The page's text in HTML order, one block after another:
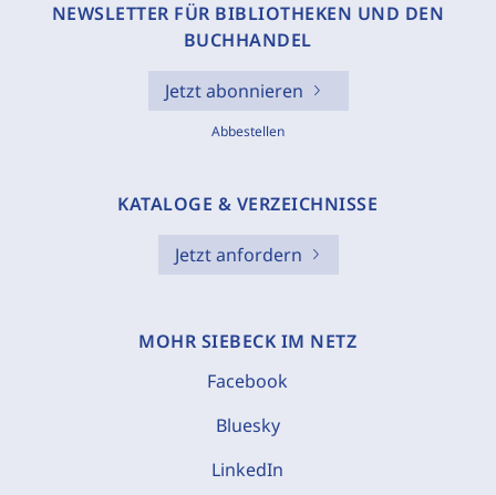
NEWSLETTER FÜR BIBLIOTHEKEN UND DEN
BUCHHANDEL
Jetzt abonnieren
Abbestellen
KATALOGE & VERZEICHNISSE
Jetzt anfordern
MOHR SIEBECK IM NETZ
Facebook
Bluesky
LinkedIn